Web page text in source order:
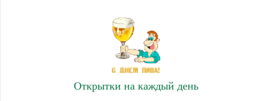
Открытки на каждый день